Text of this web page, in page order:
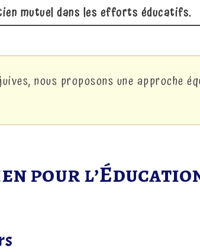
mutuel dans les efforts éducatifs.
nous proposons une approche
pour